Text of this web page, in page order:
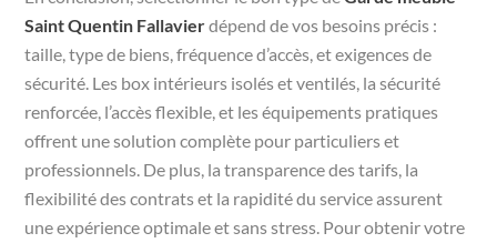
Saint Quentin Fallavierdépend de vos besoins précis :
taille, type de biens, fréquence d’accès, et exigences de
sécurité. Les box intérieurs isolés et ventilés, la sécurité
renforcée, l’accès flexible, et les équipements pratiques
offrent une solution complète pour particuliers et
professionnels. De plus, la transparence des tarifs, la
flexibilité des contrats et la rapidité du service assurent
une expérience optimale et sans stress. Pour obtenir votre